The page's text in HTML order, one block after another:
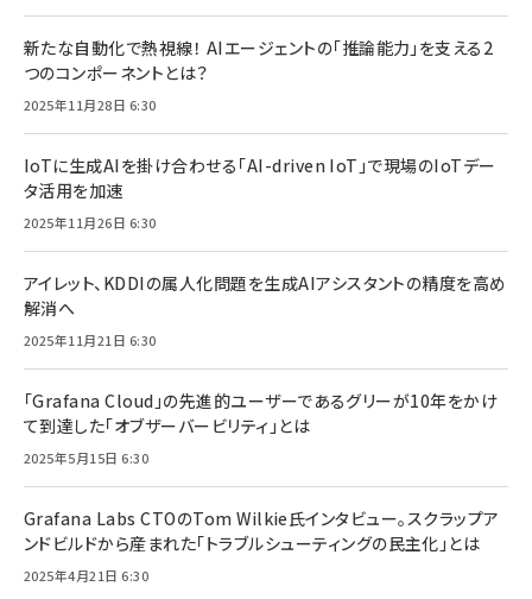
新たな自動化で熱視線！ AIエージェントの「推論能力」を支える2
つのコンポーネントとは？
2025年11月28日 6:30
IoTに生成AIを掛け合わせる「AI-driven IoT」で現場のIoTデー
タ活用を加速
2025年11月26日 6:30
アイレット、KDDIの属人化問題を生成AIアシスタントの精度を高め
解消へ
2025年11月21日 6:30
「Grafana Cloud」の先進的ユーザーであるグリーが10年をかけ
て到達した「オブザーバービリティ」とは
2025年5月15日 6:30
Grafana Labs CTOのTom Wilkie氏インタビュー。スクラップア
ンドビルドから産まれた「トラブルシューティングの民主化」とは
2025年4月21日 6:30